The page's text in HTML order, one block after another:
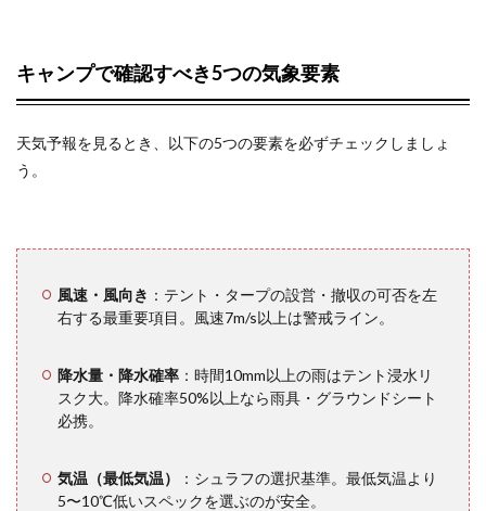
方
Yahoo!
WindyTV（風
速・気流可視
2.3
特別
注意
報の
キャンプで確認すべき5つの気象要素
天気予報を見るとき、以下の5つの要素を必ずチェックしましょ
う。
風速・風向き ：テント・タープの設営・撤収の可否を左
右する最重要項目。風速7m/s以上は警戒ライン。
降水量・降水確率 ：時間10mm以上の雨はテント浸水リ
スク大。降水確率50%以上なら雨具・グラウンドシート
必携。
気温（最低気温）
：シュラフの選択基準。最低気温より
5〜10℃低いスペックを選ぶのが安全。